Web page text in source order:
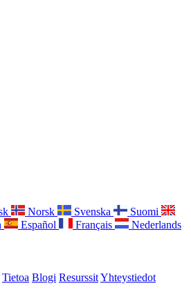
Norsk Svenska
Suomi
Español Français
Nederlands
Tietoa Blogi ResurssitYhteystiedot